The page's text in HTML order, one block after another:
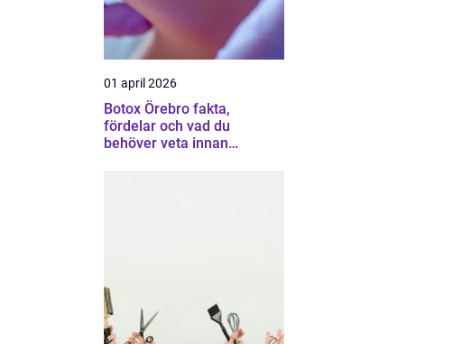
01 april 2026
Botox Örebro fakta,
fördelar och vad du
behöver veta innan